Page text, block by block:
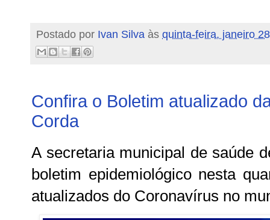
Postado por Ivan Silva às quinta-feira, janeiro
Confira o Boletim atualizado
Corda
A secretaria municipal de saúde
boletim epidemiológico nesta
atualizados do Coronavírus no